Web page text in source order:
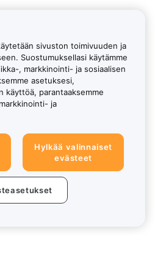
sivuston toimivuuden ja
Suostumuksellasi käytämme
, markkinointi- ja sosiaalisen
asetuksesi,
käyttöä, parantaaksemme
ja
Hylkää valinnaiset
evästeet